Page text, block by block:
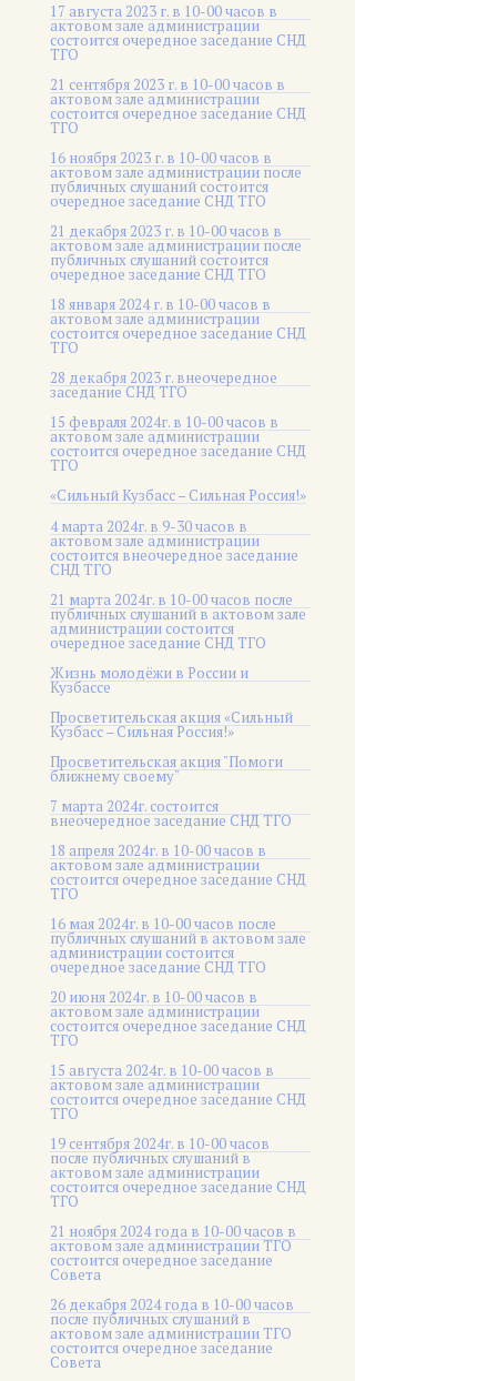
17 августа 2023 г. в 10-00 часов в
актовом зале администрации
состоится очередное заседание СНД
ТГО
21 сентября 2023 г. в 10-00 часов в
актовом зале администрации
состоится очередное заседание СНД
ТГО
16 ноября 2023 г. в 10-00 часов в
актовом зале администрации после
публичных слушаний состоится
очередное заседание СНД ТГО
21 декабря 2023 г. в 10-00 часов в
актовом зале администрации после
публичных слушаний состоится
очередное заседание СНД ТГО
18 января 2024 г. в 10-00 часов в
актовом зале администрации
состоится очередное заседание СНД
ТГО
28 декабря 2023 г. внеочередное
заседание СНД ТГО
15 февраля 2024г. в 10-00 часов в
актовом зале администрации
состоится очередное заседание СНД
ТГО
«Сильный Кузбасс – Сильная Россия!»
4 марта 2024г. в 9-30 часов в
актовом зале администрации
состоится внеочередное заседание
СНД ТГО
21 марта 2024г. в 10-00 часов после
публичных слушаний в актовом зале
администрации состоится
очередное заседание СНД ТГО
Жизнь молодёжи в России и
Кузбассе
Просветительская акция «Сильный
Кузбасс – Сильная Россия!»
Просветительская акция "Помоги
ближнему своему"
7 марта 2024г. состоится
внеочередное заседание СНД ТГО
18 апреля 2024г. в 10-00 часов в
актовом зале администрации
состоится очередное заседание СНД
ТГО
16 мая 2024г. в 10-00 часов после
публичных слушаний в актовом зале
администрации состоится
очередное заседание СНД ТГО
20 июня 2024г. в 10-00 часов в
актовом зале администрации
состоится очередное заседание СНД
ТГО
15 августа 2024г. в 10-00 часов в
актовом зале администрации
состоится очередное заседание СНД
ТГО
19 сентября 2024г. в 10-00 часов
после публичных слушаний в
актовом зале администрации
состоится очередное заседание СНД
ТГО
21 ноября 2024 года в 10-00 часов в
актовом зале администрации ТГО
состоится очередное заседание
Совета
26 декабря 2024 года в 10-00 часов
после публичных слушаний в
актовом зале администрации ТГО
состоится очередное заседание
Совета